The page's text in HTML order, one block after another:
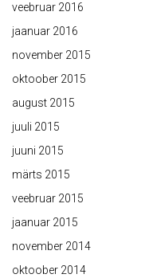
veebruar 2016
jaanuar 2016
november 2015
oktoober 2015
august 2015
juuli 2015
juuni 2015
märts 2015
veebruar 2015
jaanuar 2015
november 2014
oktoober 2014